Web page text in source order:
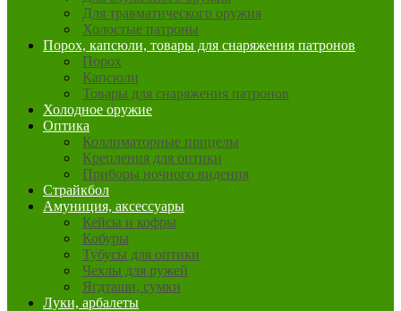
Для травматического оружия
Холостые патроны
Порох, капсюли, товары для снаряжения патронов
Порох
Капсюли
Товары для снаряжения патронов
Холодное оружие
Оптика
Коллиматорные прицелы
Крепления для оптики
Приборы ночного видения
Страйкбол
Амуниция, аксессуары
Кейсы и кофры
Кобуры
Тубусы для оптики
Чехлы для ружей
Ягдташи, сумки
Луки, арбалеты